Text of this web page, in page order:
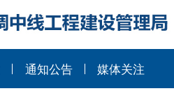
通知公告 媒体关注